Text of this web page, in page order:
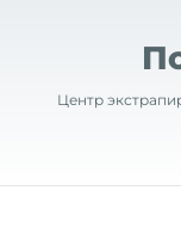
Центр